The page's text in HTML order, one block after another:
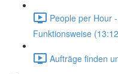
People per Hour
Funktionsweise
Aufträge finden